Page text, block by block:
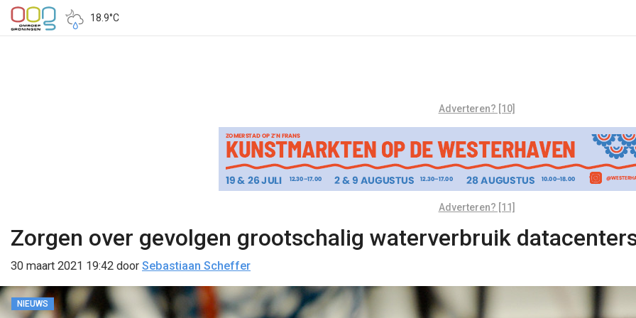
18.9°C
Adverteren? [10]
Adverteren? [11]
Zorgen over gevolgen grootschalig waterverbruik
30 maart 2021 19:42 door Sebastiaan Scheffer
NIEUWS